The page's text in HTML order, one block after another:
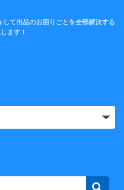
て出品のお困りごとを全部解決する
ます！